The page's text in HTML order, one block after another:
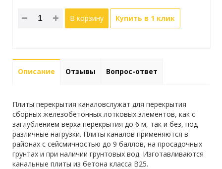
В корзину Купить в 1 клик
Описание Отзывы Вопрос-ответ
Плиты перекрытия каналовслужат для перекрытия
сборных железобетонных лотковых элементов, как с
заглублением верха перекрытия до 6 м, так и без, под
различные нагрузки. Плиты каналов применяются в
районах с сейсмичностью до 9 баллов, на просадочных
грунтах и при наличии грунтовых вод. Изготавливаются
канальные плиты из бетона класса В25.